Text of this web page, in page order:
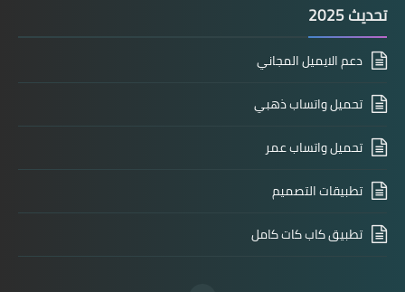
تحديث 2025
دعم الايميل المجاني
تحميل واتساب ذهبي
تحميل واتساب عمر
تطبيقات التصميم
تطبيق كاب كات كامل